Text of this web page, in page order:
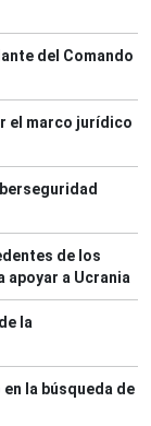
del Comando
el marco jurídico
de los
a Ucrania
la
la búsqueda de